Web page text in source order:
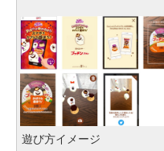
遊び方イメージ